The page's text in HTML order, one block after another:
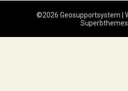
©2026 Geosupportsystem
|